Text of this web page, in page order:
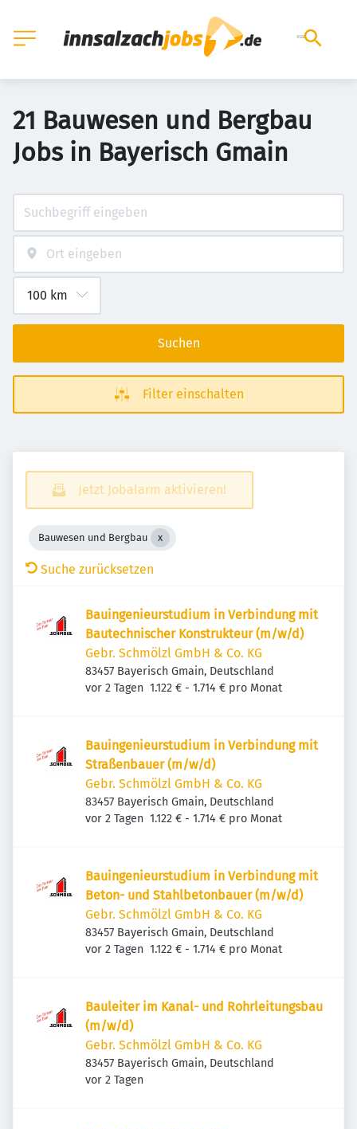
21 Bauwesen und Bergbau
Jobs in Bayerisch Gmain
Suchen
Filter einschalten
Jetzt Jobalarm aktivieren!
Bauwesen und Bergbau
Suche zurücksetzen
Bauingenieurstudium in Verbindung mit
Bautechnischer Konstrukteur (m/w/d)
Gebr. Schmölzl GmbH & Co. KG
83457 Bayerisch Gmain, Deutschland
Veröffentlicht:
vor 2 Tagen 1.122 € - 1.714 € pro Monat
Bauingenieurstudium in Verbindung mit
Straßenbauer (m/w/d)
Gebr. Schmölzl GmbH & Co. KG
83457 Bayerisch Gmain, Deutschland
Veröffentlicht:
vor 2 Tagen 1.122 € - 1.714 € pro Monat
Bauingenieurstudium in Verbindung mit
Beton- und Stahlbetonbauer (m/w/d)
Gebr. Schmölzl GmbH & Co. KG
83457 Bayerisch Gmain, Deutschland
Veröffentlicht:
vor 2 Tagen 1.122 € - 1.714 € pro Monat
Bauleiter im Kanal- und Rohrleitungsbau
(m/w/d)
Gebr. Schmölzl GmbH & Co. KG
83457 Bayerisch Gmain, Deutschland
Veröffentlicht
vor 2 Tagen